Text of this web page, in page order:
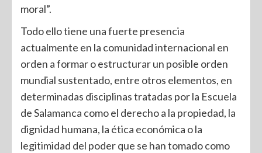
moral”.
Todo ello tiene una fuerte presencia
actualmente en la comunidad internacional en
orden a formar o estructurar un posible orden
mundial sustentado, entre otros elementos, en
determinadas disciplinas tratadas por la Escuela
de Salamanca como el derecho a la propiedad, la
dignidad humana, la ética económica o la
legitimidad del poder que se han tomado como